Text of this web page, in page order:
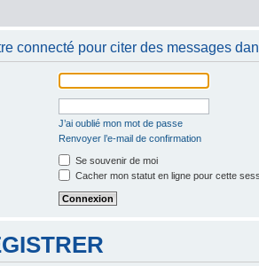
connecté pour citer des messages
J’ai oublié mon mot de passe
Renvoyer l’e-mail de confirmation
Se souvenir de moi
Cacher mon statut en ligne pour cette